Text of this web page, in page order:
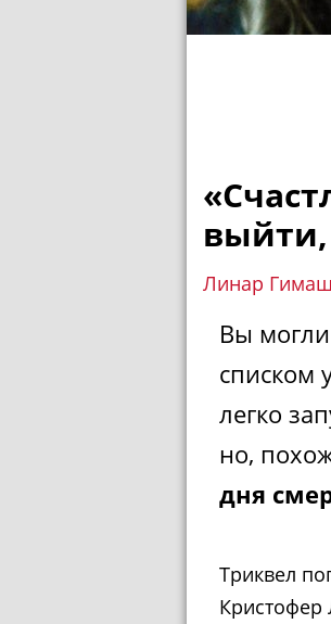
выйти,
Линар
Вы
списком
легко
но,
дня
Триквел
Кристофер